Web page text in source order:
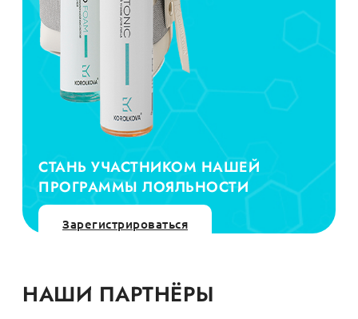
СТАНЬ УЧАСТНИКОМ НАШЕЙ
ПРОГРАММЫ ЛОЯЛЬНОСТИ
Зарегистрироваться
НАШИ ПАРТНЁРЫ